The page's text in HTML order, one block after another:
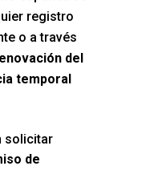
registro
o a través
del
temporal
solicitar
de